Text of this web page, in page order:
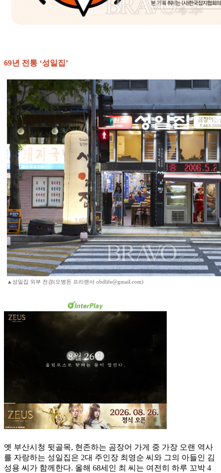
69년 전통 ‘성일집’
▲성일집 외부 전경(오병돈 프리랜서 obdlife@gmail.com)
옛 부산시청 뒷골목, 현존하는 곰장어 가게 중 가장 오랜 역사
를 자랑하는 성일집은 2대 주인장 최영순 씨와 그의 아들인 김
성용 씨가 함께한다. 올해 68세인 최 씨는 여전히 하루 꼬박 4